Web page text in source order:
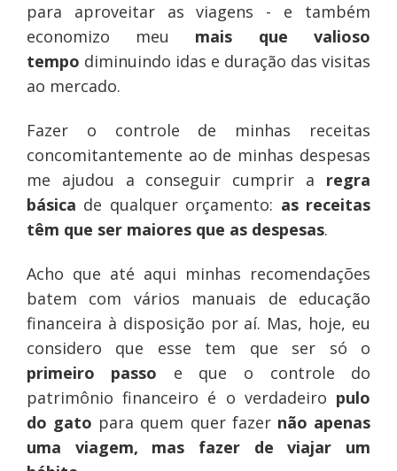
para aproveitar as viagens - e também
economizo meu mais que valioso
tempo diminuindo idas e duração das visitas
ao mercado.
Fazer o controle de minhas receitas
concomitantemente ao de minhas despesas
me ajudou a conseguir cumprir a regra
básica de qualquer orçamento: as receitas
têm que ser maiores que as despesas.
Acho que até aqui minhas recomendações
batem com vários manuais de educação
financeira à disposição por aí. Mas, hoje, eu
considero que esse tem que ser só o
primeiro passo e que o controle do
patrimônio financeiro é o verdadeiro pulo
do gato para quem quer fazer não apenas
uma viagem, mas fazer de viajar um